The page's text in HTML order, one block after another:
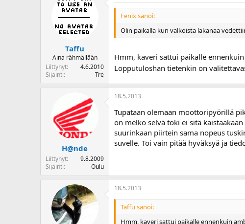
Taffu
Aina rähmällään
Liittynyt
4.6.2010
Sijainti
Tre
Fenix sanoi:
Olin paikalla kun valkoista lakanaa
Hmm, kaveri sattui paikalle
Lopputuloshan tietenkin on
H@nde
Liittynyt
9.8.2009
Sijainti
Oulu
18.5.2013
Tupataan olemaan moottoripyörillä
on melko selvä toki ei sitä
suurinkaan piirtein sama nopeus
suvelle. Toi vain pitää hyväksyä ja
18.5.2013
Taffu sanoi:
Hmm, kaveri sattui paikalle ennenkuin